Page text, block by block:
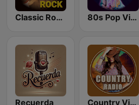
Classic Rock Station 80s Pop Vibes
Recuerda Country Vibes